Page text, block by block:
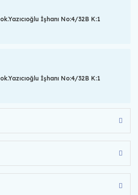
İşhanı No:4/32B K:1
İşhanı No:4/32B K:1